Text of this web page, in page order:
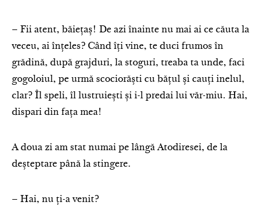
– Fii atent, băiețaș! De azi înainte nu mai ai ce căuta la
veceu, ai înțeles? Când îți vine, te duci frumos în
grădină, după grajduri, la stoguri, treaba ta unde, faci
gogoloiul, pe urmă scociorăști cu bățul și cauți inelul,
clar? Îl speli, îl lustruiești și i-l predai lui văr-miu. Hai,
dispari din fața mea!
A doua zi am stat numai pe lângă Atodiresei, de la
deșteptare până la stingere.
– Hai, nu ți-a venit?